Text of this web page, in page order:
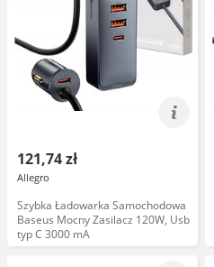
121,74 zł
Allegro
Szybka Ładowarka Samochodowa
Baseus Mocny Zasilacz 120W, Usb
typ C 3000 mA